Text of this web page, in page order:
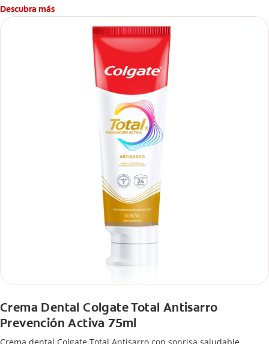
Descubra más
Crema Dental Colgate Total Antisarro
Prevención Activa 75ml
Crema dental Colgate Total Antisarro con sonrisa saludable,